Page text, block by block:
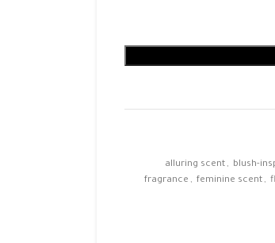
alluring scent , blush-
fragrance , feminine scent ,